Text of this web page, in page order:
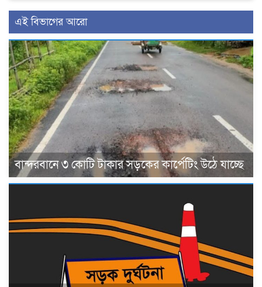
এই বিভাগের আরো
বান্দরবানে ৩ কোটি টাকার সড়কের কার্পেটিং উঠে যাচ্ছে